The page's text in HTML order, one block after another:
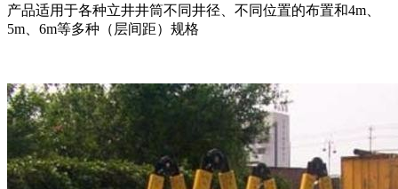
产品适用于各种立井井筒不同井径、不同位置的布置和4m、
5m、6m等多种（层间距）规格